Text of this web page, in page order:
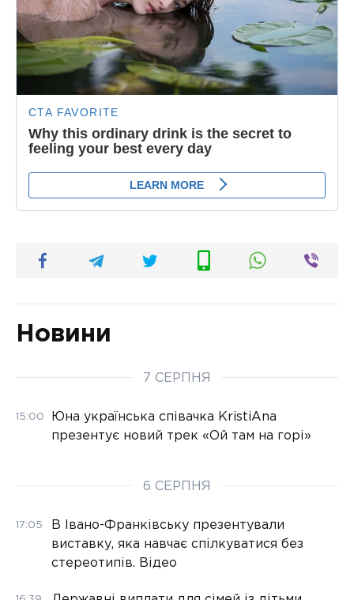
Новини
7 СЕРПНЯ
15:00
Юна українська співачка KristiAna
презентує новий трек «Ой там на горі»
6 СЕРПНЯ
17:05
В Івано-Франківську презентували
виставку, яка навчає спілкуватися без
стереотипів. Відео